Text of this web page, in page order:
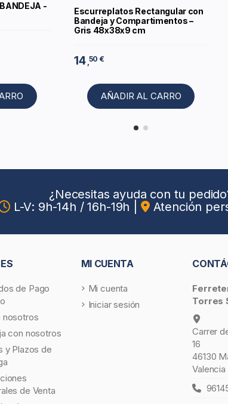
-
Escurreplatos Rectangular con
Bandeja y Compartimentos –
Gris 48x38x9 cm
14 ,50 €
AÑADIR AL CARRO
¿Necesitas ayuda con tu
L-V: 9h-14h / 16h-19h Atención
de Pago
nosotros
con nosotros
y Plazos de
de Venta
MI CUENTA
Mi cuenta
Iniciar sesión
Torres
Carrer
16
46130
Valencia